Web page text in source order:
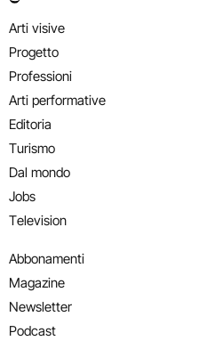
Arti visive
Progetto
Professioni
Arti performative
Editoria
Turismo
Dal mondo
Jobs
Television
Abbonamenti
Magazine
Newsletter
Podcast